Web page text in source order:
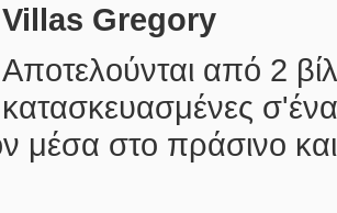
Villas Gregory
Αποτελούνται από 2
κατασκευασμένες
μέσα στο πράσινο